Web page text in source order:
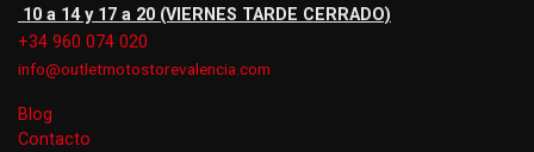
10 a 14 y 17 a 20 (VIERNES TARDE CERRADO)
+34 960 074 020
info@outletmotostorevalencia.com
Blog
Contacto